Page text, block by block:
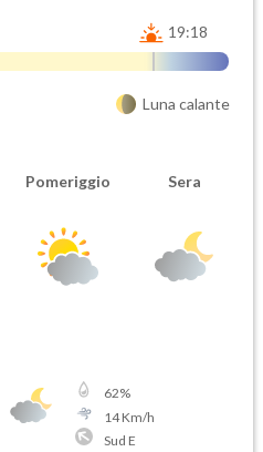
19:18
Luna calante
Pomeriggio Sera
62%
14Km/h
Sud E